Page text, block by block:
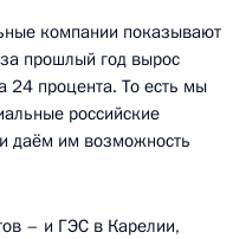
компании показывают
прошлый год вырос
24 процента. То есть мы
российские
даём им возможность
– и ГЭС в Карелии,